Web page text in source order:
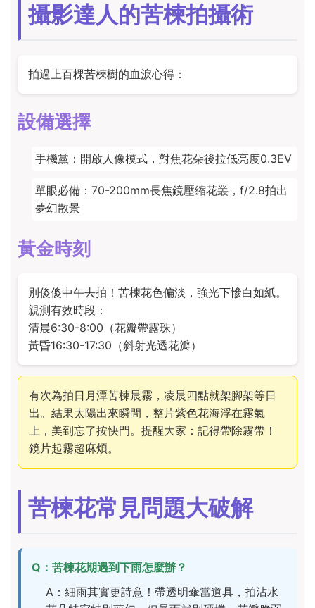
攝影達人的苦楝拍攝術
拍過上百棵苦楝樹的血淚心得：
設備選擇
手機黨：開啟人像模式，對焦花朵後拉低亮度0.3EV
單眼必備：70-200mm長焦鏡壓縮花叢，f/2.8拍出
夢幻散景
黃金時刻
別傻傻中午去拍！苦楝花色偏淡，強光下慘白如紙。
親測有效時段：
清晨6:30-8:00（花瓣帶露珠）
黃昏16:30-17:30（斜射光透花瓣）
有次為拍日月潭苦楝晨霧，凌晨四點就架腳架等日
出。結果太陽出來瞬間，整片紫色花海浮在霧氣
上，美到忘了按快門。提醒大家：記得帶除霧帶！
鏡片起霧超麻煩。
苦楝花常見問題大破解
Q：苦楝花期遇到下雨怎麼辦？
A：細雨其實更詩意！帶透明傘當道具，拍沾水